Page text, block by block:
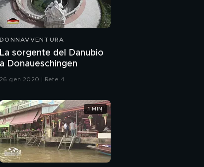
DONNAVVENTURA
La sorgente del Danubio
a Donaueschingen
26 gen 2020 | Rete 4
1 MIN